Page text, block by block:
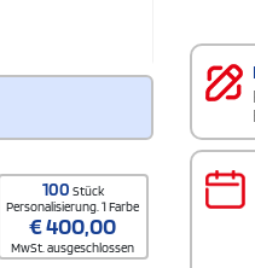
100 Stück
Personalisierung. 1 Farbe
€400,00
MwSt. ausgeschlossen